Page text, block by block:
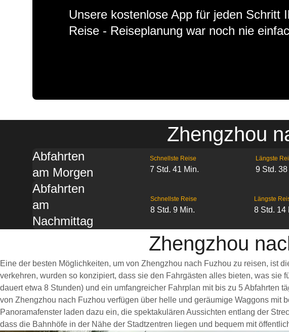
Unsere kostenlose App für jeden Schritt
Reise - Reiseplanung war noch nie
Zhengzhou
Abfahrten
am Morgen
Schnellste Reise
7 Std. 41 Min.
Längste
9 Std. 38
Abfahrten
am
Nachmittag
Schnellste Reise
8 Std. 9 Min.
Längste
8 Std. 14
Zhengzhou
Eine der besten Möglichkeiten, um von Zhengzhou nach Fuzhou zu reisen, ist
verkehren, wurden so konzipiert, dass sie den Fahrgästen alles bieten, was
dauert etwa 8 Stunden) und ein umfangreicher Fahrplan mit bis zu 5 Abfahrten
von Zhengzhou nach Fuzhou verfügen über helle und geräumige Waggons
Panoramafenster laden dazu ein, die spektakulären Aussichten entlang der
dass die Bahnhöfe in der Nähe der Stadtzentren liegen und bequem mit